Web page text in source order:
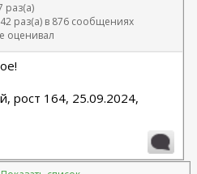
раз(а)
раз(а) в 876 сообщениях
оценивал
рост 164, 25.09.2024,